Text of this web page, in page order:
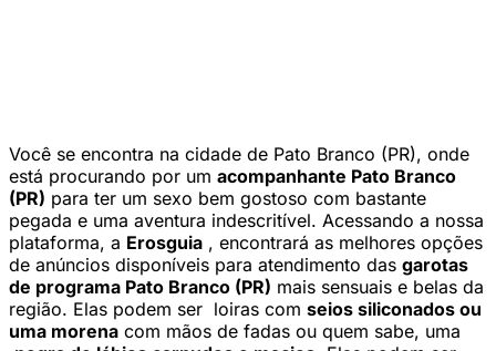
Você se encontra na cidade de Pato Branco (PR), onde
está procurando por um acompanhante Pato Branco
(PR) para ter um sexo bem gostoso com bastante
pegada e uma aventura indescritível. Acessando a nossa
plataforma, a Erosguia , encontrará as melhores opções
de anúncios disponíveis para atendimento das garotas
de programa Pato Branco (PR) mais sensuais e belas da
região. Elas podem ser loiras com seios siliconados ou
uma morena com mãos de fadas ou quem sabe, uma